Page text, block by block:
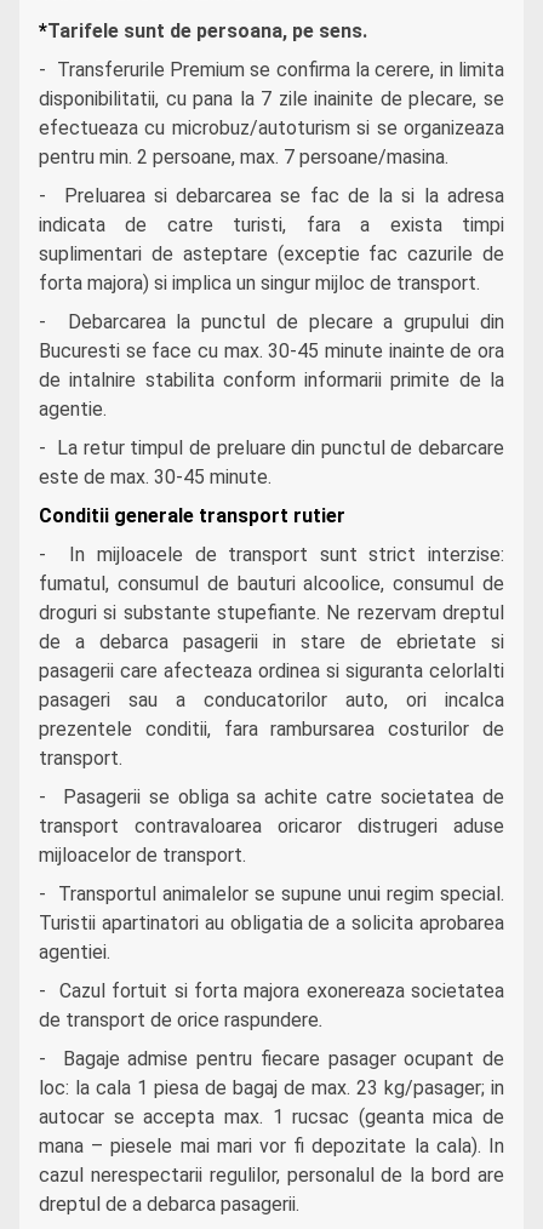
*Tarifele sunt de persoana, pe sens.
- Transferurile Premium se confirma la cerere, in limita
disponibilitatii, cu pana la 7 zile inainite de plecare, se
efectueaza cu microbuz/autoturism si se organizeaza
pentru min. 2 persoane, max. 7 persoane/masina.
- Preluarea si debarcarea se fac de la si la adresa
indicata de catre turisti, fara a exista timpi
suplimentari de asteptare (exceptie fac cazurile de
forta majora) si implica un singur mijloc de transport.
- Debarcarea la punctul de plecare a grupului din
Bucuresti se face cu max. 30-45 minute inainte de ora
de intalnire stabilita conform informarii primite de la
agentie.
- La retur timpul de preluare din punctul de debarcare
este de max. 30-45 minute.
Conditii generale transport rutier
- In mijloacele de transport sunt strict interzise:
fumatul, consumul de bauturi alcoolice, consumul de
droguri si substante stupefiante. Ne rezervam dreptul
de a debarca pasagerii in stare de ebrietate si
pasagerii care afecteaza ordinea si siguranta celorlalti
pasageri sau a conducatorilor auto, ori incalca
prezentele conditii, fara rambursarea costurilor de
transport.
- Pasagerii se obliga sa achite catre societatea de
transport contravaloarea oricaror distrugeri aduse
mijloacelor de transport.
- Transportul animalelor se supune unui regim special.
Turistii apartinatori au obligatia de a solicita aprobarea
agentiei.
- Cazul fortuit si forta majora exonereaza societatea
de transport de orice raspundere.
- Bagaje admise pentru fiecare pasager ocupant de
loc: la cala 1 piesa de bagaj de max. 23 kg/pasager; in
autocar se accepta max. 1 rucsac (geanta mica de
mana – piesele mai mari vor fi depozitate la cala). In
cazul nerespectarii regulilor, personalul de la bord are
dreptul de a debarca pasagerii.